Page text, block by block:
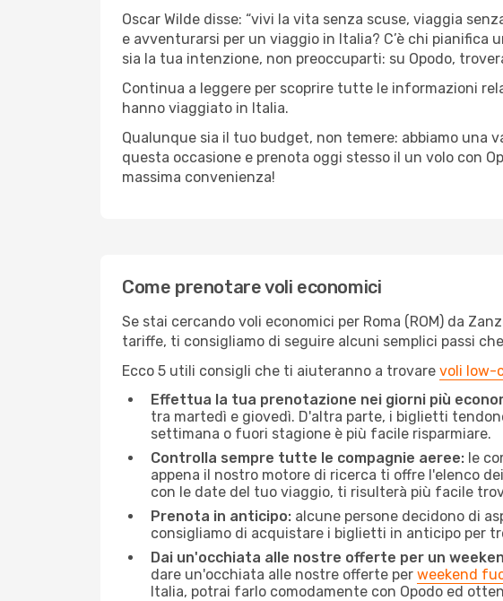
Oscar Wilde disse: “vivi la vita senza scuse, viaggia
e avventurarsi per un viaggio in Italia? C’è chi pianifica
sia la tua intenzione, non preoccuparti: su Opodo,
Continua a leggere per scoprire tutte le informazioni
hanno viaggiato in Italia.
Qualunque sia il tuo budget, non temere: abbiamo
questa occasione e prenota oggi stesso il un volo con
massima convenienza!
Come prenotare voli economici
Se stai cercando voli economici per Roma (ROM) da
tariffe, ti consigliamo di seguire alcuni semplici passi
Ecco 5 utili consigli che ti aiuteranno a trovare voli low-
Effettua la tua prenotazione nei giorni più
tra martedì e giovedì. D'altra parte, i biglietti
settimana o fuori stagione è più facile risparmiare.
Controlla sempre tutte le compagnie aeree: le
appena il nostro motore di ricerca ti offre l'elenco
con le date del tuo viaggio, ti risulterà più facile
Prenota in anticipo: alcune persone decidono di
consigliamo di acquistare i biglietti in anticipo per
Dai un'occhiata alle nostre offerte per un
dare un'occhiata alle nostre offerte per weekend
Italia, potrai farlo comodamente con Opodo ed